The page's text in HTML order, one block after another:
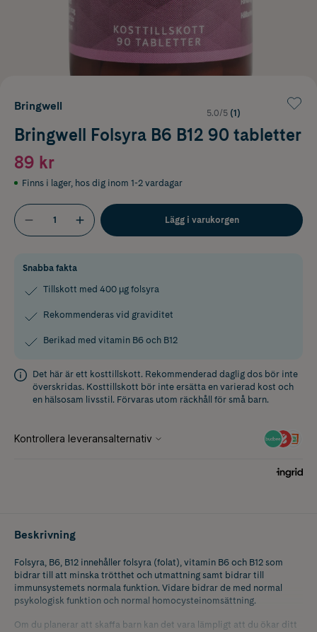
Bringwell
5.0/5 (1)
Bringwell Folsyra B6 B12 90 tabletter
89 kr
Finns i lager, hos dig inom 1-2 vardagar
Lägg i varukorgen
Snabba fakta
Tillskott med 400 µg folsyra
Rekommenderas vid graviditet
Berikad med vitamin B6 och B12
Det här är ett kosttillskott. Rekommenderad daglig dos bör inte
överskridas. Kosttillskott bör inte ersätta en varierad kost och
en hälsosam livsstil. Förvaras utom räckhåll för små barn.
Beskrivning
Folsyra, B6, B12 innehåller folsyra (folat), vitamin B6 och B12 som
bidrar till att minska trötthet och utmattning samt bidrar till
immunsystemets normala funktion. Vidare bidrar de med normal
psykologisk funktion och normal homocysteinomsättning.
Om du planerar att skaffa barn kan det vara lämpligt att du ökar ditt